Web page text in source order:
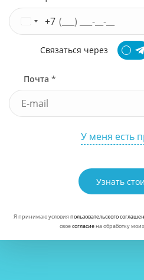
+7
Связаться через
Почта *
У меня есть
Узнать
Я принимаю условияпользовательского
своесогласиена обработку